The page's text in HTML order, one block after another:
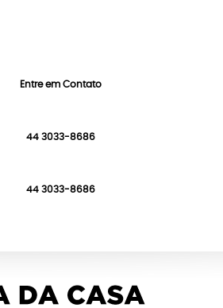
Entre em Contato
44 3033-8686
44 3033-8686